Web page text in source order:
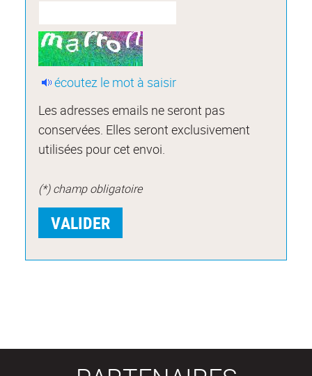
écoutez le mot à saisir
Les adresses emails ne seront pas
conservées. Elles seront exclusivement
utilisées pour cet envoi.
(*) champ obligatoire